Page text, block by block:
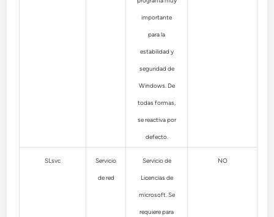
importante
para la
estabilidad y
seguridad de
Windows. De
todas formas,
se reactiva por
defecto.
SLsvc Servicio
de red
Servicio de
Licencias de
microsoft. Se
requiere para
NO